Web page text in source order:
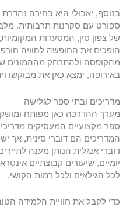
בנוסף, יאבולי היא בחירה נהדרת
ספורט עם סקרנות תרבותית.
של צפון סין, המסעדות
הופכים את החופשה לחוויה
מהקופסה ולהתרחק מההמונים
באירופה, ימצא כאן את מבוקשו
מדריכים ובתי ספר לגלישה
מערך ההדרכה כאן מפותח
ספר מקצועיים המעסיקים
המדריכים הם דוברי סינית, אך
דוברי אנגלית הנותן מענה
יומיים, שיעורים קבוצתיים
לכל הגילאים ולכל רמות הקושי.
כדי לקבל את חוויית הלמידה